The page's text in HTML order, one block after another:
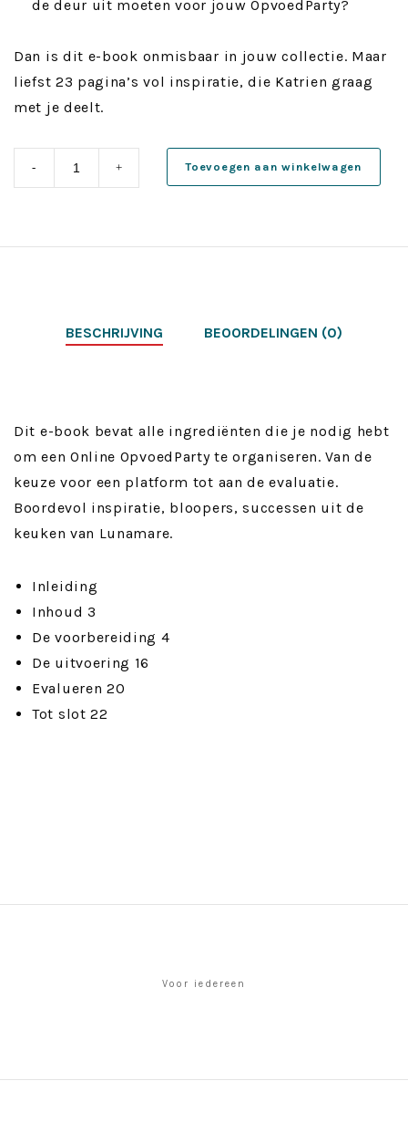
de deur uit moeten voor jouw OpvoedParty?
Dan is dit e-book onmisbaar in jouw collectie. Maar
liefst 23 pagina’s vol inspiratie, die Katrien graag
met je deelt.
book
- + Toevoegen aan winkelwagen
BESCHRIJVING BEOORDELINGEN (0)
Dit e-book bevat alle ingrediënten die je nodig hebt
om een Online OpvoedParty te organiseren. Van de
keuze voor een platform tot aan de evaluatie.
Boordevol inspiratie, bloopers, successen uit de
keuken van Lunamare.
Inleiding
Inhoud 3
De voorbereiding 4
De uitvoering 16
Evalueren 20
Tot slot 22
Voor iedereen